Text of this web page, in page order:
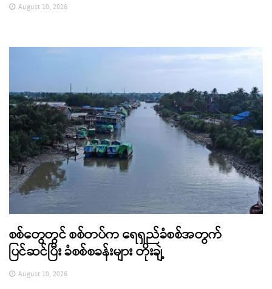
August 10, 2026
စစ်တွေတွင် စစ်တပ်က ရေရှည်ခံစစ်အတွက်
ပြင်ဆင်ပြီး ခံစစ်စခန်းများ တိုးချဲ့
August 10, 2026